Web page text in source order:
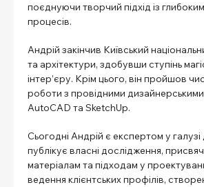
поєднуючи творчий підхід із
процесів.
Андрій закінчив Київський
та архітектури, здобувши ступінь
інтер’єру. Крім цього, він пройшов
роботи з провідними
AutoCAD та SketchUp.
Сьогодні Андрій є експертом у галузі
публікує власні дослідження,
матеріалам та підходам у
ведення клієнтських профілів,